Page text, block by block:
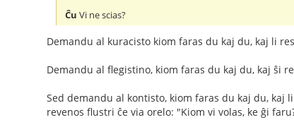
Ĉu Vi ne scias?
Demandu al kuracisto kiom faras du kaj du, kaj li
Demandu al flegistino, kiom faras du kaj du, kaj ŝi
Sed demandu al kontisto, kiom faras du kaj du, kaj
revenos flustri ĉe via orelo: "Kiom vi volas, ke ĝi